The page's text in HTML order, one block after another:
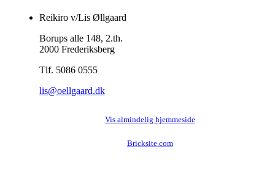
Reikiro v/Lis Øllgaard
Borups alle 148, 2.th.
2000 Frederiksberg
Tlf. 5086 0555
lis@oellgaard.dk
Vis almindelig hjemmeside
Bricksite.com